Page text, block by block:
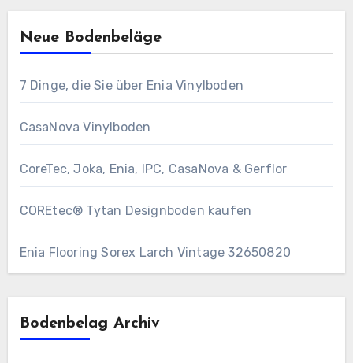
Neue Bodenbeläge
7 Dinge, die Sie über Enia Vinylboden
CasaNova Vinylboden
CoreTec, Joka, Enia, IPC, CasaNova & Gerflor
COREtec® Tytan Designboden kaufen
Enia Flooring Sorex ​Larch Vintage 32650820
Bodenbelag Archiv